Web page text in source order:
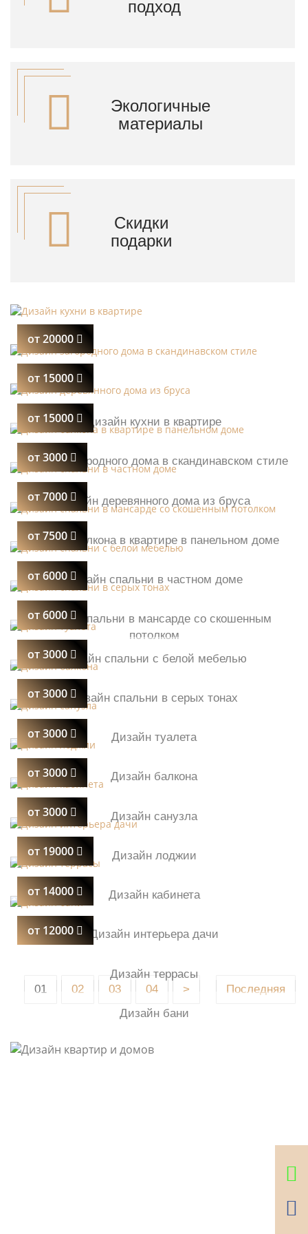
подход
Экологичные
материалы
Скидки
подарки
Дизайн кухни в квартире
от 20000
Дизайн загородного дома в скандинавском стиле
от 15000
Дизайн деревянного дома из бруса
от 15000
Дизайн балкона в квартире в панельном доме
от 3000
Дизайн спальни в частном доме
от 7000
Дизайн спальни в мансарде со скошенным
потолком
от 7500
Дизайн спальни с белой мебелью
от 6000
Дизайн спальни в серых тонах
от 6000
Дизайн туалета
от 3000
Дизайн балкона
от 3000
Дизайн санузла
от 3000
Дизайн лоджии
от 3000
Дизайн кабинета
от 3000
Дизайн интерьера дачи
от 19000
Дизайн террасы
от 14000
Дизайн бани
от 12000
01 02 03 04 > Последняя